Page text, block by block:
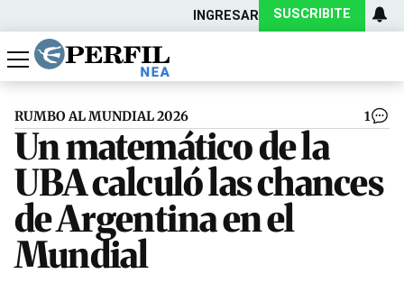
INGRESAR SUSCRIBITE
Política
Economía
Actualidad
RUMBO AL MUNDIAL 2026 1
Un matemático de la
UBA calculó las chances
de Argentina en el
Mundial